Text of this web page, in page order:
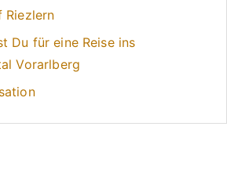
Riezlern
Du für eine Reise ins
Vorarlberg